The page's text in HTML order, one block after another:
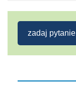
zadaj pytanie